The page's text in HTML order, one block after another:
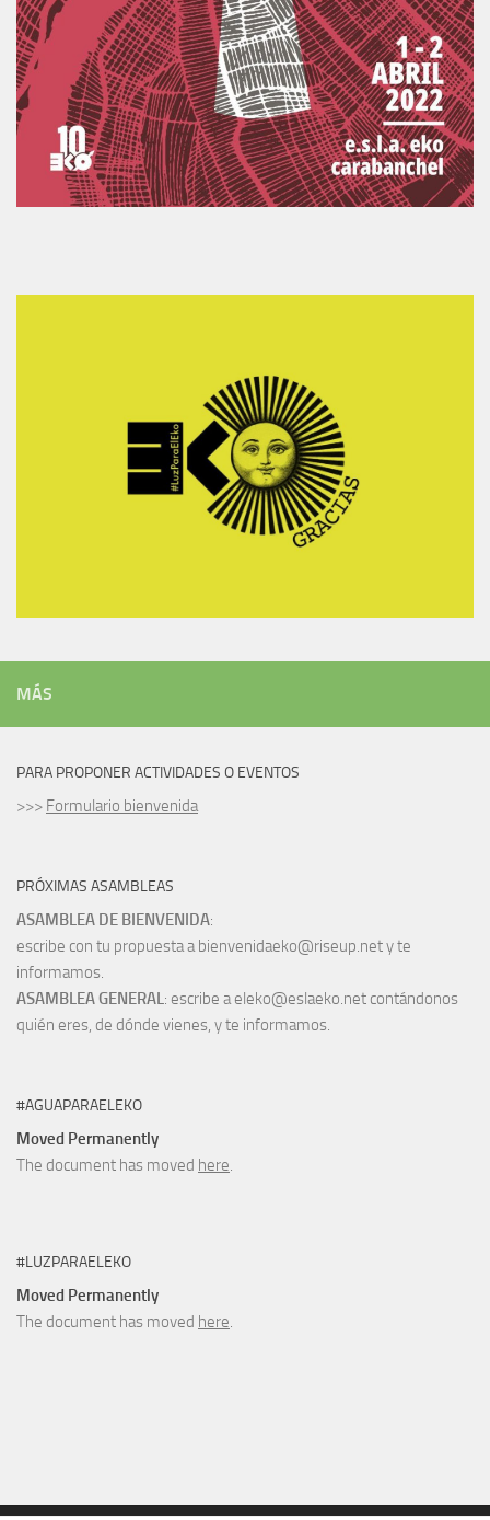
MÁS
PARA PROPONER ACTIVIDADES O EVENTOS
>>> Formulario bienvenida
PRÓXIMAS ASAMBLEAS
ASAMBLEA DE BIENVENIDA:
escribe con tu propuesta a bienvenidaeko@riseup.net y te
informamos.
ASAMBLEA GENERAL: escribe a eleko@eslaeko.net contándonos
quién eres, de dónde vienes, y te informamos.
#AGUAPARAELEKO
Moved Permanently
The document has moved here.
#LUZPARAELEKO
Moved Permanently
The document has moved here.